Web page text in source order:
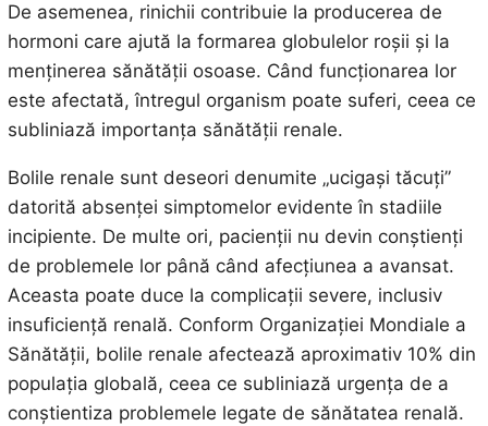
De asemenea, rinichii contribuie la producerea de
hormoni care ajută la formarea globulelor roșii și la
menținerea sănătății osoase. Când funcționarea lor
este afectată, întregul organism poate suferi, ceea ce
subliniază importanța sănătății renale.
Bolile renale sunt deseori denumite „ucigași tăcuți”
datorită absenței simptomelor evidente în stadiile
incipiente. De multe ori, pacienții nu devin conștienți
de problemele lor până când afecțiunea a avansat.
Aceasta poate duce la complicații severe, inclusiv
insuficiență renală. Conform Organizației Mondiale a
Sănătății, bolile renale afectează aproximativ 10% din
populația globală, ceea ce subliniază urgența de a
conștientiza problemele legate de sănătatea renală.